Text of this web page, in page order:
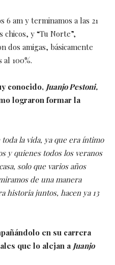
6 am y terminamos a las 21
chicos, y “Tu Norte”,
dos amigas, básicamente
al 100%.
conocido, Juanjo Pestoni,
lograron formar la
la vida, ya que era íntimo
y quienes todos los veranos
solo que varios años
de una manera
historia juntos, hacen ya 13
en su carrera
que lo alejan a Juanjo